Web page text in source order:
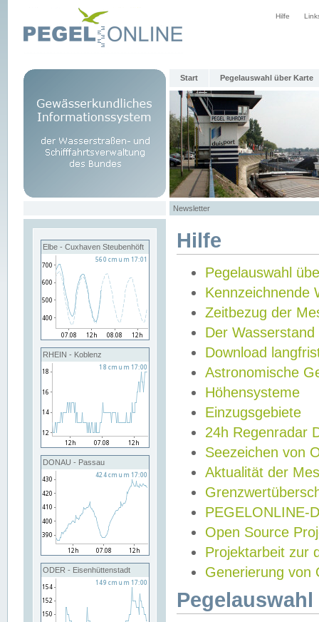
Hilfe
Start Pegelauswahl über Karte
Newsletter
Elbe - Cuxhaven Steubenhöft
RHEIN - Koblenz
DONAU - Passau
ODER - Eisenhüttenstadt
Hilfe
Pegelauswahl
Kennzeichnende
Zeitbezug der
Der Wasserstand
Download
Astronomische
Höhensysteme
Einzugsgebiete
24h Regenradar
Seezeichen von
Aktualität der
PEGELONLINE-
Open Source
Projektarbeit zur
Generierung von